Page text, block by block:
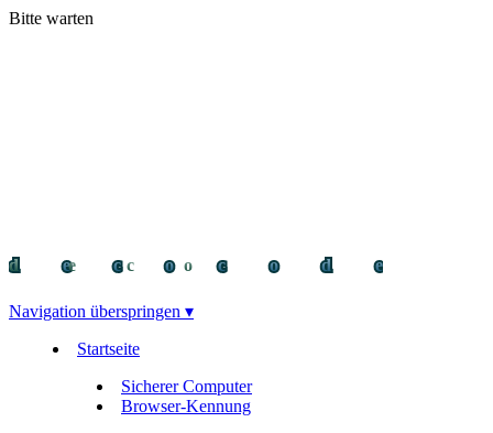
Bitte warten
decocode
decocode
deco
Navigation überspringen ▾
Startseite
Sicherer Computer
Browser-Kennung